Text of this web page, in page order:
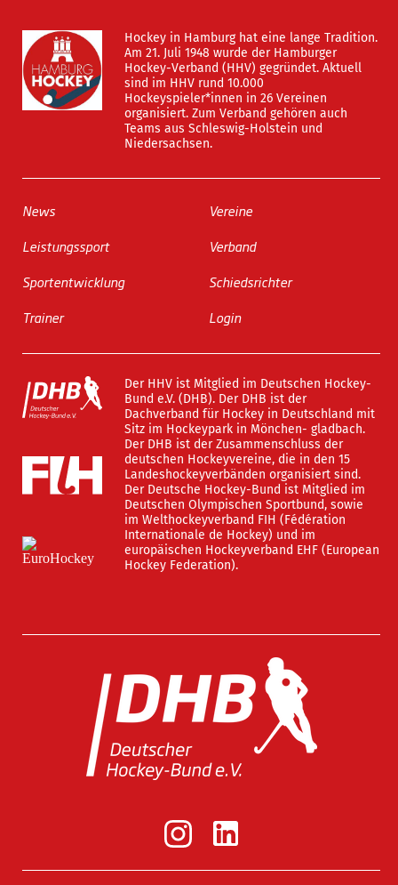
Hockey in Hamburg hat eine lange Tradition.
Am 21. Juli 1948 wurde der Hamburger
Hockey-Verband (HHV) gegründet. Aktuell
sind im HHV rund 10.000
Hockeyspieler*innen in 26 Vereinen
organisiert. Zum Verband gehören auch
Teams aus Schleswig-Holstein und
Niedersachsen.
News
Leistungssport
Sportentwicklung
Trainer
Vereine
Verband
Schiedsrichter
Login
Der HHV ist Mitglied im Deutschen Hockey-
Bund e.V. (DHB). Der DHB ist der
Dachverband für Hockey in Deutschland mit
Sitz im Hockeypark in Mönchen- gladbach.
Der DHB ist der Zusammenschluss der
deutschen Hockeyvereine, die in den 15
Landeshockeyverbänden organisiert sind.
Der Deutsche Hockey-Bund ist Mitglied im
Deutschen Olympischen Sportbund, sowie
im Welthockeyverband FIH (Fédération
Internationale de Hockey) und im
europäischen Hockeyverband EHF (European
Hockey Federation).